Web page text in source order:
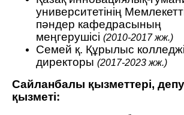
университетінің
пәндер кафедрасының
меңгерушісі (2010-2017 жж.)
Семей қ. Құрылыс
директоры (2017-2023 жж.)
Сайланбалы қызметтері,
қызметі: